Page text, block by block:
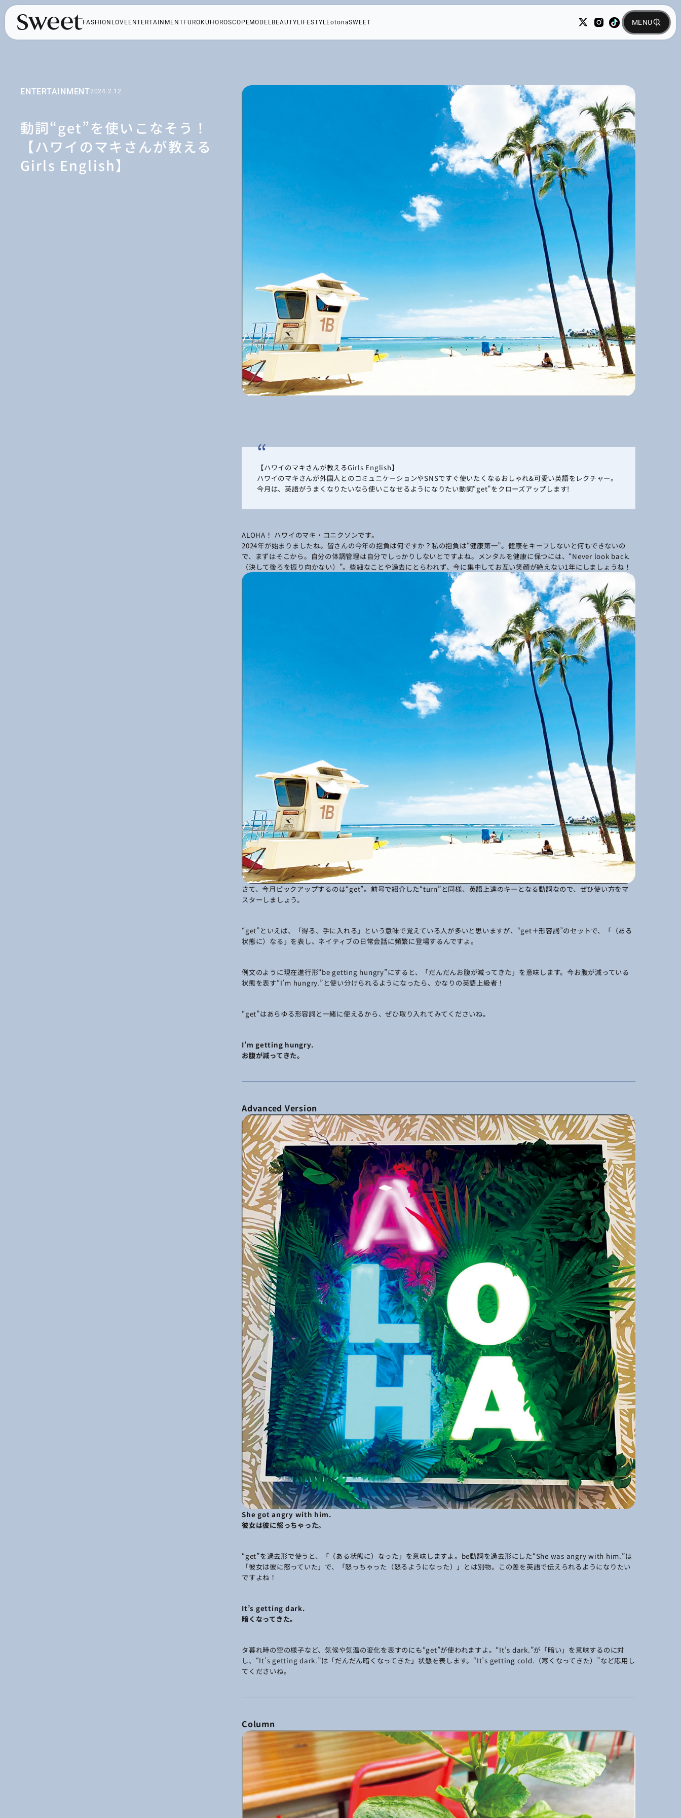
FASHION LOVE ENTERTAINMENT FUROKU HOROSCOPEMODELBEAUTY LIFESTYLEotonaSWEET
ENTERTAINMENT2024.2.12
動詞“get”を使いこなそう！
【ハワイのマキさんが教える
Girls English】
【ハワイのマキさんが教えるGirls English】
ハワイのマキさんが外国人とのコミュニケーションやSNSですぐ使いたくなるおしゃれ&可愛い英語をレクチャー。
今月は、英語がうまくなりたいなら使いこなせるようになりたい動詞“get”をクローズアップします!
ALOHA！ ハワイのマキ・コニクソンです。
2024年が始まりましたね。皆さんの今年の抱負は何ですか？私の抱負は“健康第一”。健康をキープしないと何もできないの
で、まずはそこから。自分の体調管理は自分でしっかりしないとですよね。メンタルを健康に保つには、“Never look back.
（決して後ろを振り向かない）”。些細なことや過去にとらわれず、今に集中してお互い笑顔が絶えない1年にしましょうね！
さて、今月ピックアップするのは“get”。前号で紹介した“turn”と同様、英語上達のキーとなる動詞なので、ぜひ使い方をマ
スターしましょう。
“get”といえば、「得る、手に入れる」という意味で覚えている人が多いと思いますが、“get＋形容詞”のセットで、「（ある
状態に）なる」を表し、ネイティブの日常会話に頻繁に登場するんですよ。
例文のように現在進行形“be getting hungry”にすると、「だんだんお腹が減ってきた」を意味します。今お腹が減っている
状態を表す“I’m hungry.”と使い分けられるようになったら、かなりの英語上級者！
“get”はあらゆる形容詞と一緒に使えるから、ぜひ取り入れてみてくださいね。
I’m getting hungry.
お腹が減ってきた。
Advanced Version
She got angry with him.
彼女は彼に怒っちゃった。
“get”を過去形で使うと、「（ある状態に）なった」を意味しますよ。be動詞を過去形にした“She was angry with him.”は
「彼女は彼に怒っていた」で、「怒っちゃった（怒るようになった）」とは別物。この差を英語で伝えられるようになりたい
ですよね！
It’s getting dark.
暗くなってきた。
タ暮れ時の空の様子など、気候や気温の変化を表すのにも“get”が使われますよ。“It’s dark.”が「暗い」を意味するのに対
し、“It’s getting dark.”は「だんだん暗くなってきた」状態を表します。“It’s getting cold.（寒くなってきた）”など応用し
てくださいね。
Column